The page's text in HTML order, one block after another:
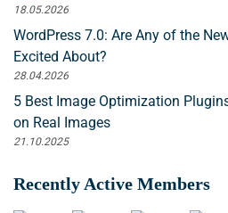
18.05.2026
WordPress 7.0: Are Any of the
Excited About?
28.04.2026
5 Best Image Optimization
on Real Images
21.10.2025
Recently Active Members